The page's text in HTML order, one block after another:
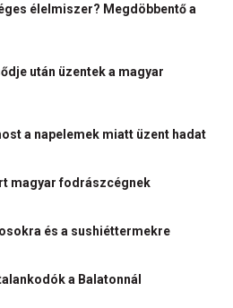
élelmiszer? Megdöbbentő a
után üzentek a magyar
a napelemek miatt üzent hadat
magyar fodrászcégnek
és a sushiéttermekre
a Balatonnál